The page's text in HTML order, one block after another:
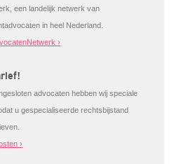
een landelijk netwerk van
in heel Nederland.
›
advocaten hebben wij speciale
u gespecialiseerde rechtsbijstand
›